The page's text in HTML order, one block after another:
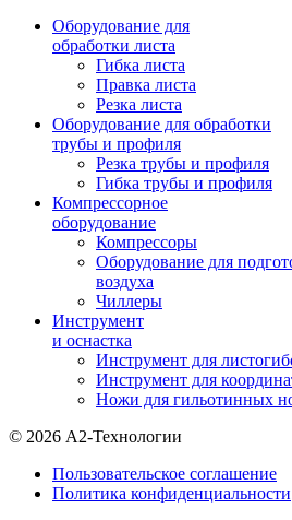
Оборудование для
обработки листа
Гибка листа
Правка листа
Резка листа
Оборудование для обработки
трубы и профиля
Резка трубы и профиля
Гибка трубы и профиля
Компрессорное
оборудование
Компрессоры
Оборудование для
воздуха
Чиллеры
Инструмент
и оснастка
Инструмент для
Инструмент для
Ножи для гильотинных
© 2026 А2-Технологии
Пользовательское соглашение
Политика конфиденциальности